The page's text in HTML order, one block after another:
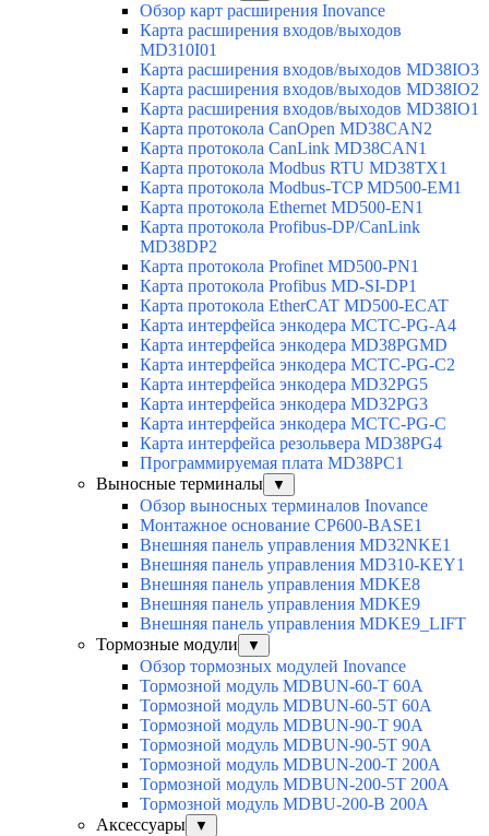
Обзор карт расширения Inovance
Карта расширения входов/выходов
MD310I01
Карта расширения входов/выходов MD38IO3
Карта расширения входов/выходов MD38IO2
Карта расширения входов/выходов MD38IO1
Карта протокола CanOpen MD38CAN2
Карта протокола CanLink MD38CAN1
Карта протокола Modbus RTU MD38TX1
Карта протокола Modbus-TCP MD500-EM1
Карта протокола Ethernet MD500-EN1
Карта протокола Profibus-DP/CanLink
MD38DP2
Карта протокола Profinet MD500-PN1
Карта протокола Profibus MD-SI-DP1
Карта протокола EtherCAT MD500-ECAT
Карта интерфейса энкодера MCTC-PG-A4
Карта интерфейса энкодера MD38PGMD
Карта интерфейса энкодера MCTC-PG-C2
Карта интерфейса энкодера MD32PG5
Карта интерфейса энкодера MD32PG3
Карта интерфейса энкодера MCTC-PG-C
Карта интерфейса резольвера MD38PG4
Программируемая плата MD38PC1
Выносные терминалы
▼
Обзор выносных терминалов Inovance
Монтажное основание CP600-BASE1
Внешняя панель управления MD32NKE1
Внешняя панель управления MD310-KEY1
Внешняя панель управления MDKE8
Внешняя панель управления MDKE9
Внешняя панель управления MDKE9_LIFT
Тормозные модули
▼
Обзор тормозных модулей Inovance
Тормозной модуль MDBUN-60-T 60A
Тормозной модуль MDBUN-60-5T 60A
Тормозной модуль MDBUN-90-T 90A
Тормозной модуль MDBUN-90-5T 90A
Тормозной модуль MDBUN-200-T 200A
Тормозной модуль MDBUN-200-5T 200A
Тормозной модуль MDBU-200-B 200A
Аксессуары
▼